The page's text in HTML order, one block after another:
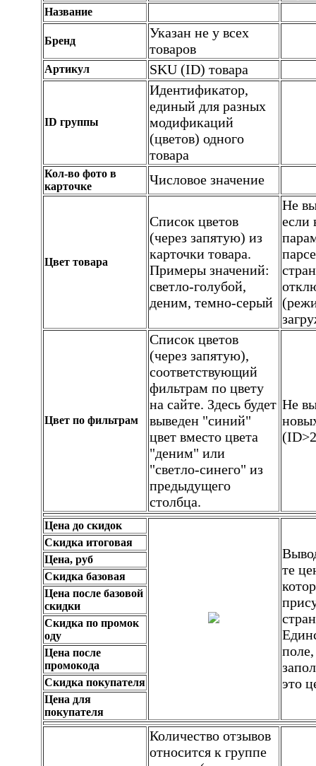
Название
Бренд
Указан не у всех
товаров
Артикул SKU (ID) товара
ID группы
Идентификатор,
единый для разных
модификаций
(цветов) одного
товара
Кол-во фото в
карточке
Числовое значение
Цвет товара
Список цветов
(через запятую) из
карточки товара.
Примеры значений:
светло-голубой,
деним, темно-серый
Не
если
Цвет по фильтрам
Список цветов
(через запятую),
соответствующий
фильтрам по цвету
на сайте. Здесь будет
выведен "синий"
цвет вместо цвета
"деним" или
"светло-синего" из
предыдущего
столбца.
Не
Цена до скидок
те
это
Скидка итоговая
Цена, руб
Скидка базовая
Цена после базовой
скидки
Скидка по промок
оду
Цена после
промокода
Скидка покупателя
Цена для
покупателя
Количество отзывов
относится к группе